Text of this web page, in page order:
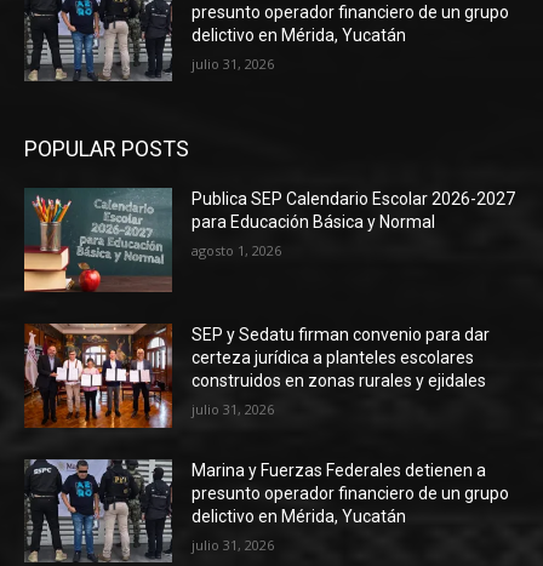
presunto operador financiero de un grupo
delictivo en Mérida, Yucatán
julio 31, 2026
POPULAR POSTS
Publica SEP Calendario Escolar 2026-2027
para Educación Básica y Normal
agosto 1, 2026
SEP y Sedatu firman convenio para dar
certeza jurídica a planteles escolares
construidos en zonas rurales y ejidales
julio 31, 2026
Marina y Fuerzas Federales detienen a
presunto operador financiero de un grupo
delictivo en Mérida, Yucatán
julio 31, 2026